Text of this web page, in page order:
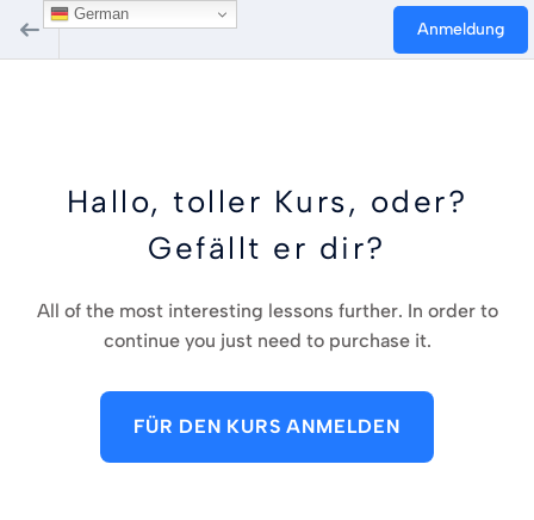
Anmeldung
Hallo, toller Kurs, oder?
Gefällt er dir?
All of the most interesting lessons further. In order to
continue you just need to purchase it.
FÜR DEN KURS ANMELDEN
German